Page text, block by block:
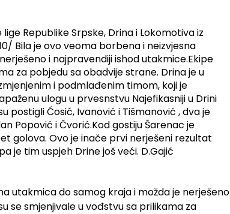
utakmica do samog kraja i možda je nerješeno
se smjenjivale u vođstvu sa prilikama za